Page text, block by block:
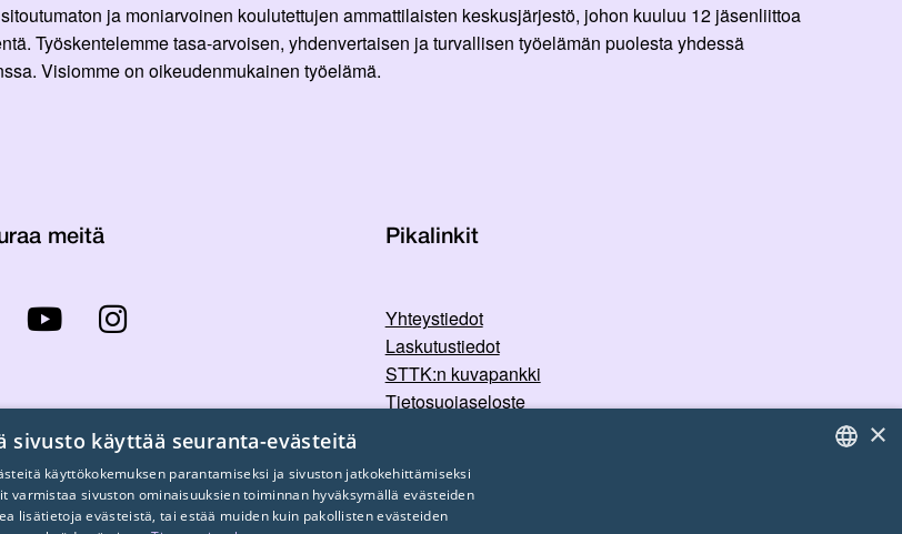
ja moniarvoinen koulutettujen ammattilaisten keskusjärjestö, johon kuuluu 12 jäsenliittoa
Työskentelemme tasa-arvoisen, yhdenvertaisen ja turvallisen työelämän puolesta yhdessä
Visiomme on oikeudenmukainen työelämä.
meitä Pikalinkit
Yhteystiedot
Laskutustiedot
STTK:n kuvapankki
Tietosuojaseloste
×
sivusto käyttää seuranta-evästeitä
käyttökokemuksen parantamiseksi ja sivuston jatkokehittämiseksi
varmistaa sivuston ominaisuuksien toiminnan hyväksymällä evästeiden
lisätietoja evästeistä, tai estää muiden kuin pakollisten evästeiden